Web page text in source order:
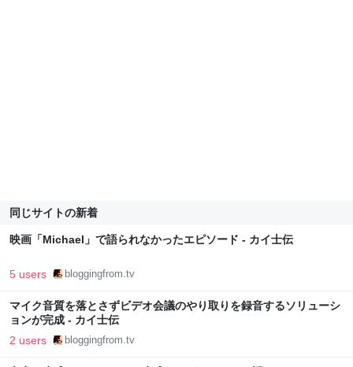
同じサイトの新着
映画「Michael」で語られなかったエピソード - カイ士伝
5 users bloggingfrom.tv
マイク音質を落とさずビデオ会議のやり取りを録音するソリューシ
ョンが完成 - カイ士伝
2 users bloggingfrom.tv